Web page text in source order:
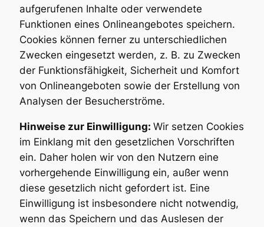
aufgerufenen Inhalte oder verwendete
Funktionen eines Onlineangebotes speichern.
Cookies können ferner zu unterschiedlichen
Zwecken eingesetzt werden, z. B. zu Zwecken
der Funktionsfähigkeit, Sicherheit und Komfort
von Onlineangeboten sowie der Erstellung von
Analysen der Besucherströme.
Hinweise zur Einwilligung: Wir setzen Cookies
im Einklang mit den gesetzlichen Vorschriften
ein. Daher holen wir von den Nutzern eine
vorhergehende Einwilligung ein, außer wenn
diese gesetzlich nicht gefordert ist. Eine
Einwilligung ist insbesondere nicht notwendig,
wenn das Speichern und das Auslesen der